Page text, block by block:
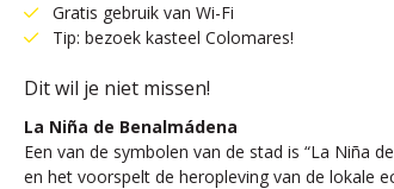
Gratis gebruik van Wi-Fi
Tip: bezoek kasteel Colomares!
Dit wil je niet missen!
La Niña de Benalmádena
Een van de symbolen van de stad is “La Niña
en het voorspelt de heropleving van de lokale